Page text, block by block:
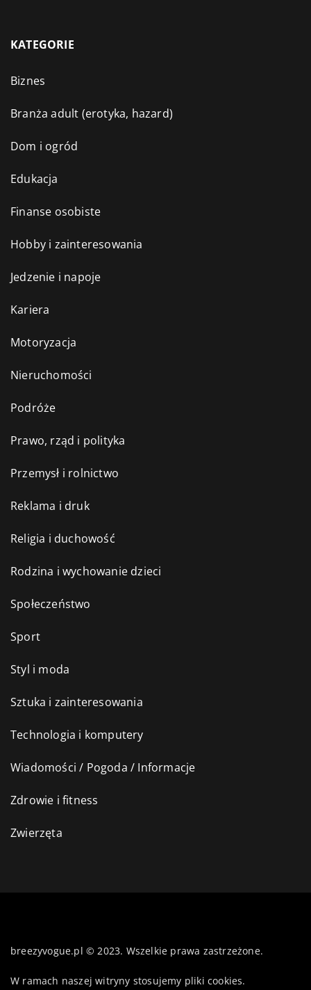
KATEGORIE
Biznes
Branża adult (erotyka, hazard)
Dom i ogród
Edukacja
Finanse osobiste
Hobby i zainteresowania
Jedzenie i napoje
Kariera
Motoryzacja
Nieruchomości
Podróże
Prawo, rząd i polityka
Przemysł i rolnictwo
Reklama i druk
Religia i duchowość
Rodzina i wychowanie dzieci
Społeczeństwo
Sport
Styl i moda
Sztuka i zainteresowania
Technologia i komputery
Wiadomości / Pogoda / Informacje
Zdrowie i fitness
Zwierzęta
breezyvogue.pl © 2023. Wszelkie prawa zastrzeżone.
W ramach naszej witryny stosujemy pliki cookies.